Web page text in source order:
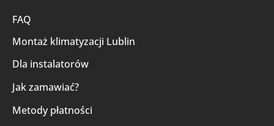
FAQ
Montaż klimatyzacji Lublin
Dla instalatorów
Jak zamawiać?
Metody płatności